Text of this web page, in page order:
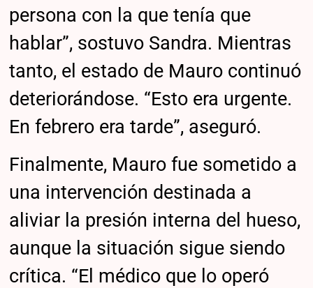
persona con la que tenía que
hablar”, sostuvo Sandra. Mientras
tanto, el estado de Mauro continuó
deteriorándose. “Esto era urgente.
En febrero era tarde”, aseguró.
Finalmente, Mauro fue sometido a
una intervención destinada a
aliviar la presión interna del hueso,
aunque la situación sigue siendo
crítica. “El médico que lo operó